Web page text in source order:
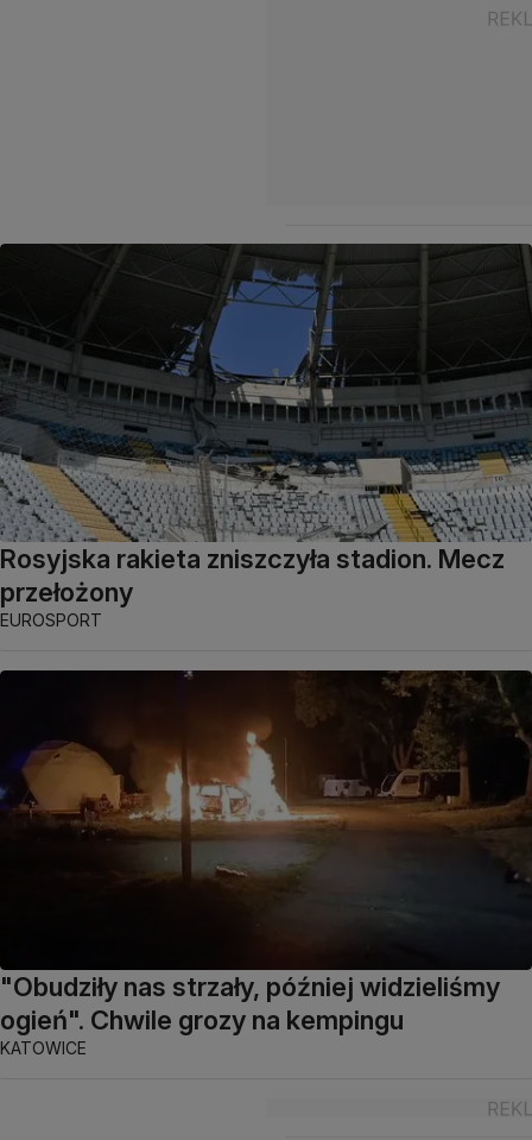
Rosyjska rakieta zniszczyła stadion. Mecz
przełożony
EUROSPORT
"Obudziły nas strzały, później widzieliśmy
ogień". Chwile grozy na kempingu
KATOWICE